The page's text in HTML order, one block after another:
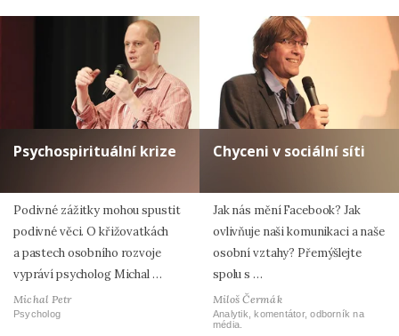
Psychospirituální krize
Podivné zážitky mohou spustit
podivné věci. O křižovatkách
a pastech osobního rozvoje
vypráví psycholog Michal …
Michal Petr
Psycholog
Chyceni v sociální síti
Jak nás mění Facebook? Jak
ovlivňuje naši komunikaci a naše
osobní vztahy? Přemýšlejte
spolu s …
Miloš Čermák
Analytik, komentátor, odborník na
média.